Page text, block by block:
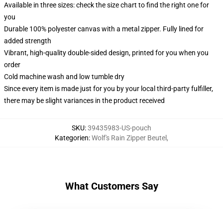
Available in three sizes: check the size chart to find the right one for
you
Durable 100% polyester canvas with a metal zipper. Fully lined for
added strength
Vibrant, high-quality double-sided design, printed for you when you
order
Cold machine wash and low tumble dry
Since every item is made just for you by your local third-party fulfiller,
there may be slight variances in the product received
SKU:39435983-US-pouch
Kategorien:Wolf's Rain Zipper Beutel ,
What Customers Say